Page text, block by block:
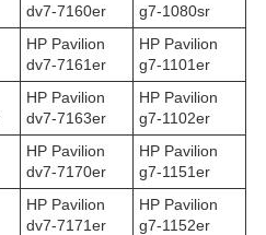
dv7-7160er
g7-1080sr
HP Pavilion
dv7-7161er
HP Pavilion
g7-1101er
HP Pavilion
dv7-7163er
HP Pavilion
g7-1102er
HP Pavilion
dv7-7170er
HP Pavilion
g7-1151er
HP Pavilion
dv7-7171er
HP Pavilion
g7-1152er